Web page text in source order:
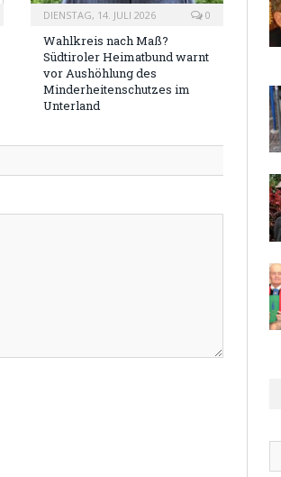
DIENSTAG, 14. JULI 2026 0
Wahlkreis nach Maß?
Südtiroler Heimatbund warnt
vor Aushöhlung des
Minderheitenschutzes im
Unterland